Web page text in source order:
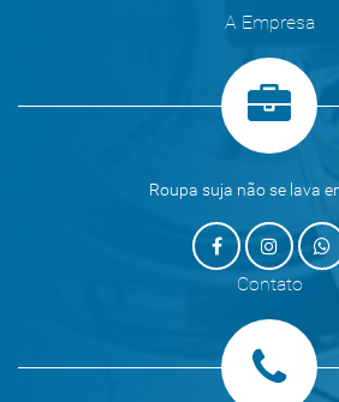
A Empresa
Roupa suja não se lava
Contato